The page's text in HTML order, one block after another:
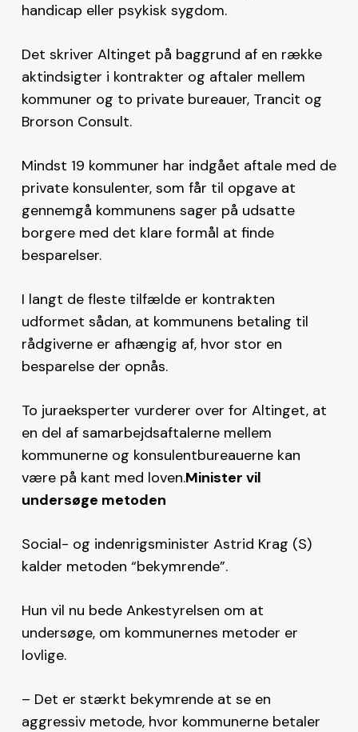
handicap eller psykisk sygdom.
Det skriver Altinget på baggrund af en række
aktindsigter i kontrakter og aftaler mellem
kommuner og to private bureauer, Trancit og
Brorson Consult.
Mindst 19 kommuner har indgået aftale med de
private konsulenter, som får til opgave at
gennemgå kommunens sager på udsatte
borgere med det klare formål at finde
besparelser.
I langt de fleste tilfælde er kontrakten
udformet sådan, at kommunens betaling til
rådgiverne er afhængig af, hvor stor en
besparelse der opnås.
To juraeksperter vurderer over for Altinget, at
en del af samarbejdsaftalerne mellem
kommunerne og konsulentbureauerne kan
være på kant med loven.Minister vil
undersøge metoden
Social- og indenrigsminister Astrid Krag (S)
kalder metoden “bekymrende”.
Hun vil nu bede Ankestyrelsen om at
undersøge, om kommunernes metoder er
lovlige.
– Det er stærkt bekymrende at se en
aggressiv metode, hvor kommunerne betaler